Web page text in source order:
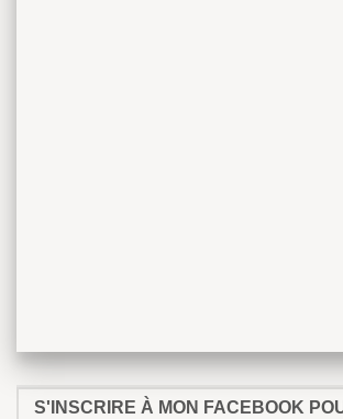
S'INSCRIRE À MON FACEBOOK